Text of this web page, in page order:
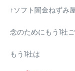
↑ソフト闇金ねずみ
念のためにもう1社
もう1社は